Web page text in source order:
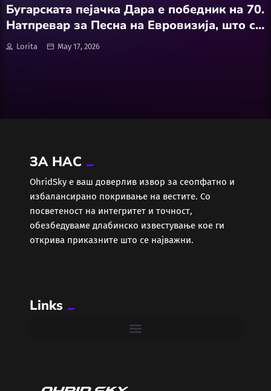
Еротика
Забава
Здравје
Колумни
Бугарската пејачка Дара е победник на 70.
Натпревар за Песна на Евровизија, што се
одржа синоќа во Виена
Lorita May 17, 2026
ЗА НАС
ОhridSky е ваш доверлив извор за сеопфатно и
избалансирано покривање на вестите. Со
посветеност на интегритет и точност,
обезбедуваме длабинско известување кое ги
открива приказните што се најважни.
Links